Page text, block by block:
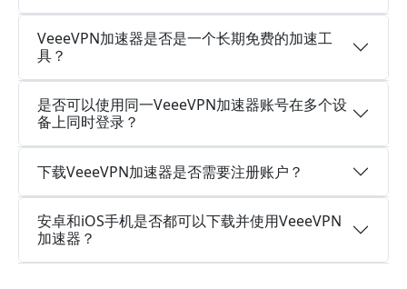
VeeeVPN加速器是否是一个长期免费的加速工
具？
是否可以使用同一VeeeVPN加速器账号在多个设
备上同时登录？
下载VeeeVPN加速器是否需要注册账户？
安卓和iOS手机是否都可以下载并使用VeeeVPN
加速器？